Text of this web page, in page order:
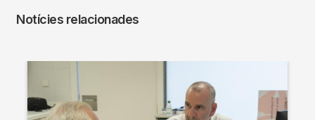
Notícies relacionades